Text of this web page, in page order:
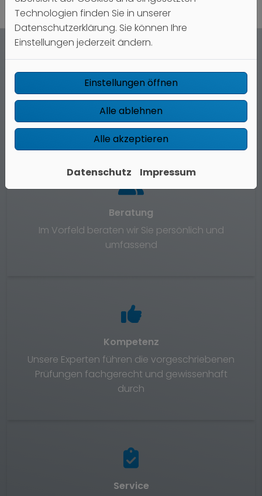
Unsere Leistungen rund um die
Prüfung nach DGUV V3:
Beratung
Im Vorfeld beraten wir Sie persönlich und
umfassend
Kompetenz
Unsere Experten führen die vorgeschriebenen
Prüfungen fachgerecht und gewissenhaft
durch
Service
Technologien finden Sie in unserer
Datenschutzerklärung. Sie können Ihre
Einstellungen jederzeit ändern.
Einstellungen öffnen
Alle ablehnen
Alle akzeptieren
Datenschutz Impressum